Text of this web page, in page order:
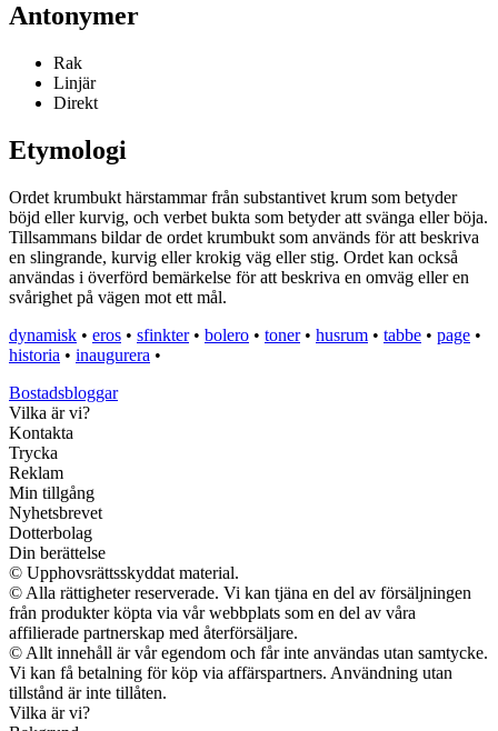
Antonymer
Rak
Linjär
Direkt
Etymologi
Ordet krumbukt härstammar från substantivet krum som betyder
böjd eller kurvig, och verbet bukta som betyder att svänga eller böja.
Tillsammans bildar de ordet krumbukt som används för att beskriva
en slingrande, kurvig eller krokig väg eller stig. Ordet kan också
användas i överförd bemärkelse för att beskriva en omväg eller en
svårighet på vägen mot ett mål.
dynamisk • eros • sfinkter• bolero • toner• husrum • tabbe • page •
historia • inaugurera •
Bostadsbloggar
Vilka är vi?
Kontakta
Trycka
Reklam
Min tillgång
Nyhetsbrevet
Dotterbolag
Din berättelse
© Upphovsrättsskyddat material.
© Alla rättigheter reserverade. Vi kan tjäna en del av försäljningen
från produkter köpta via vår webbplats som en del av våra
affilierade partnerskap med återförsäljare.
© Allt innehåll är vår egendom och får inte användas utan samtycke.
Vi kan få betalning för köp via affärspartners. Användning utan
tillstånd är inte tillåten.
Vilka är vi?